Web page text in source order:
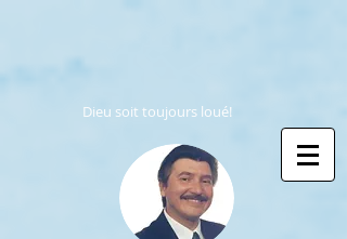
Dieu soit toujours loué!